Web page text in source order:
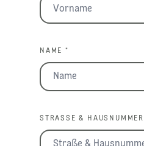
NAME *
STRASSE & HAUSNUMMER *